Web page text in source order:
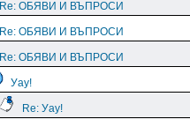
Re: ОБЯВИ И ВЪПРОСИ
Re: ОБЯВИ И ВЪПРОСИ
Re: ОБЯВИ И ВЪПРОСИ
Уау!
Re: Уау!